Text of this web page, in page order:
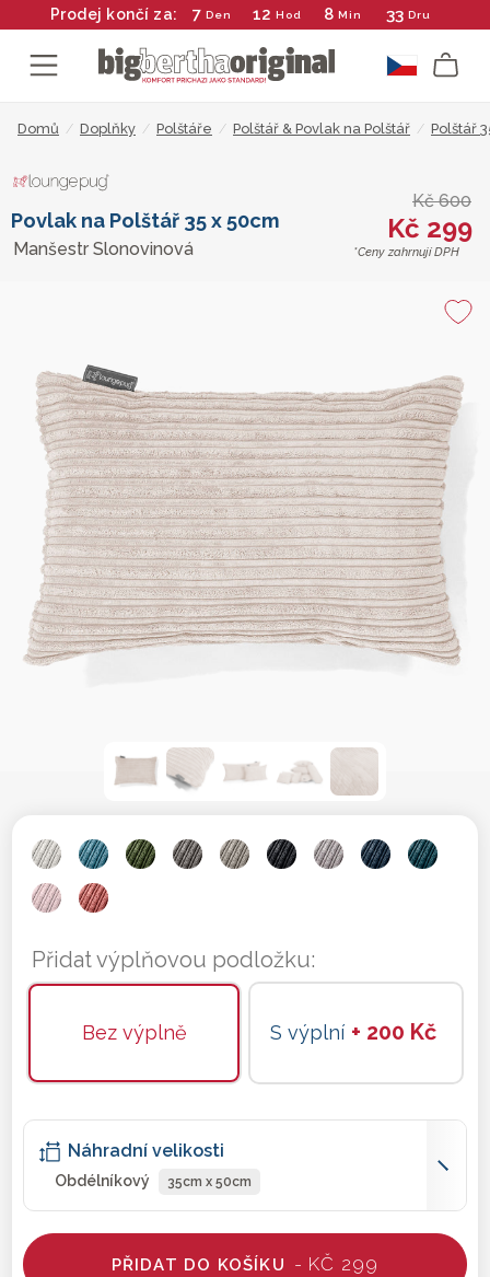
Prodej končí za: 7 Den 12 Hod 8 Min 33 Dru
Domů / Doplňky / Polštáře / Polštář & Povlak na Polštář / Polštář
Povlak na Polštář 35 x 50cm
Manšestr Slonovinová
Kč 600
Kč 299
*Ceny zahrnují DPH
Přidat výplňovou podložku:
Bez výplně S výplní + 200 Kč
Náhradní velikosti
Obdélníkový 35cm x 50cm
PŘIDAT DO KOŠÍKU - KČ 299